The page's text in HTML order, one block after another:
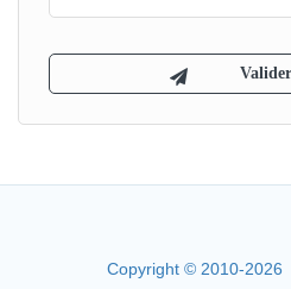
Copyright © 2010-2026